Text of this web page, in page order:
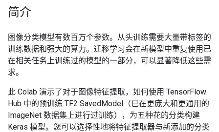
简介
图像分类模型有数百万个参数。从头训练需要大量带标签的
训练数据和强大的算力。迁移学习会在新模型中重复使用已
在相关任务上训练过的模型的一部分，可以显著降低这些需
求。
此 Colab 演示了对于图像特征提取，如何使用 TensorFlow
Hub 中的预训练 TF2 SavedModel（已在更庞大和更通用的
ImageNet 数据集上进行过训练），为五种花的分类构建
Keras 模型。您可以选择性地将特征提取器与新添加的分类